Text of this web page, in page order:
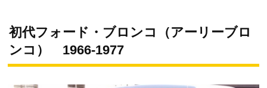
初代フォード・ブロンコ（アーリーブロ
ンコ） 1966-1977